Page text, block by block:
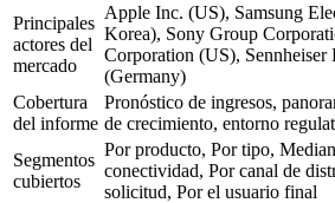
Principales
actores del
mercado
Apple Inc. (US), Samsung
Korea), Sony Group
Corporation (US), Sennheiser
(Germany)
Cobertura
del informe
Pronóstico de ingresos,
de crecimiento, entorno
Segmentos
cubiertos
Por producto, Por tipo,
conectividad, Por canal de
solicitud, Por el usuario final